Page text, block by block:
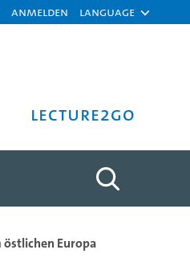
Anmelden Language
Lecture2Go
östlichen Europa